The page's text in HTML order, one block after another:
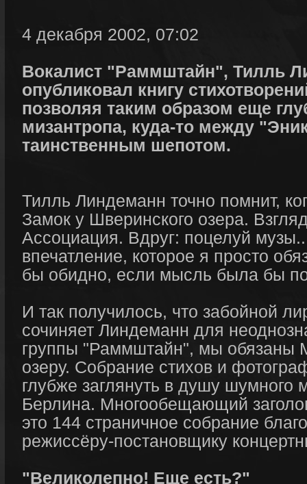
4 декабря 2002, 07:02
Вокалист "Раммштайн", Тилль
опубликовал книгу
позволяя таким образом еще
мизантропа, куда-то между
таинственным шепотом.
Тилль Линдеманн точно помнит,
Замок у Шверинского озера.
Ассоциация. Вдруг: поцелуй
впечатление, которое я просто
бы обидно, если мысль была бы
И так получилось, что забойной
сочиняет Линдеманн для
группы "Раммштайн", мы обязаны
озеру. Собрание стихов и
глубже заглянуть в душу шумного
Берлина. Многообещающий
это 144 страничное собрание
режиссёру-постановщику
"Великолепно! Еще есть?"